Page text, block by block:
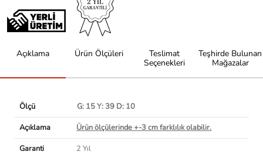
Açıklama Ürün Ölçüleri
Teslimat
Seçenekleri
Teşhirde Bulunan
Mağazalar
Ölçü
G: 15 Y: 39 D: 10
Açıklama
Ürün ölçülerinde +-3 cm farklılık olabilir.
Garanti
2 Yıl